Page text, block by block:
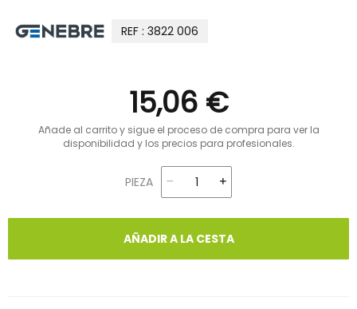
REF : 3822 006
15,06 €
Añade al carrito y sigue el proceso de compra para ver la
disponibilidad y los precios para profesionales.
PIEZA
AÑADIR A LA CESTA